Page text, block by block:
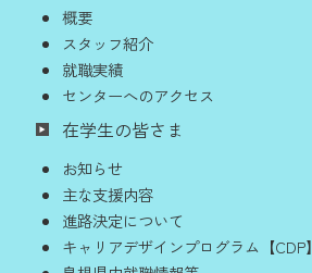
概要
スタッフ紹介
就職実績
センターへのアクセス
在学生の皆さま
お知らせ
主な支援内容
進路決定について
キャリアデザインプログラム【CDP】